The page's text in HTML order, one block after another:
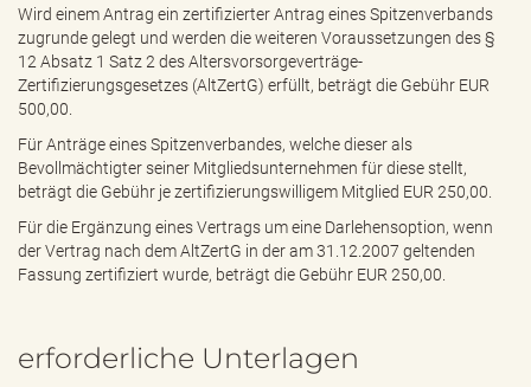
Wird einem Antrag ein zertifizierter Antrag eines Spitzenverbands
zugrunde gelegt und werden die weiteren Voraussetzungen des §
12 Absatz 1 Satz 2 des Altersvorsorgeverträge-
Zertifizierungsgesetzes (AltZertG) erfüllt, beträgt die Gebühr EUR
500,00.
Für Anträge eines Spitzenverbandes, welche dieser als
Bevollmächtigter seiner Mitgliedsunternehmen für diese stellt,
beträgt die Gebühr je zertifizierungswilligem Mitglied EUR 250,00.
Für die Ergänzung eines Vertrags um eine Darlehensoption, wenn
der Vertrag nach dem AltZertG in der am 31.12.2007 geltenden
Fassung zertifiziert wurde, beträgt die Gebühr EUR 250,00.
erforderliche Unterlagen